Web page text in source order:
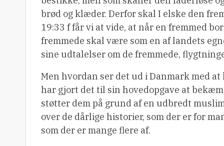
brød og klæder. Derfor skal I elske den
19:33 f får vi at vide, at når en fremmed
fremmede skal være som en af landets
sine udtalelser om de fremmede,
Men hvordan ser det ud i Danmark med
har gjort det til sin hovedopgave at
støtter dem på grund af en udbredt
over de dårlige historier, som der er for
som der er mange flere af.